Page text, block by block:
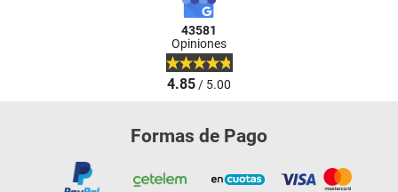
43581
Opiniones
4.85/ 5.00
Formas de Pago